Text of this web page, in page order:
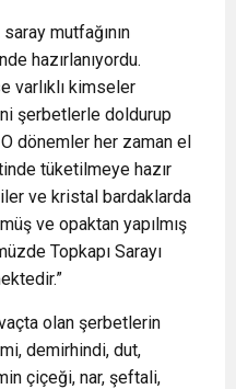
mutfağının
hazırlanıyordu.
varlıklı kimseler
şerbetlerle doldurup
dönemler her zaman el
tüketilmeye hazır
ve kristal bardaklarda
ve opaktan yapılmış
Topkapı Sarayı
olan şerbetlerin
demirhindi, dut,
çiçeği, nar, şeftali,